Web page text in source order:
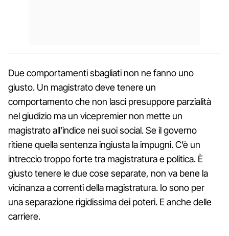
Due comportamenti sbagliati non ne fanno uno
giusto. Un magistrato deve tenere un
comportamento che non lasci presuppore parzialità
nel giudizio ma un vicepremier non mette un
magistrato all’indice nei suoi social. Se il governo
ritiene quella sentenza ingiusta la impugni. C’è un
intreccio troppo forte tra magistratura e politica. È
giusto tenere le due cose separate, non va bene la
vicinanza a correnti della magistratura. Io sono per
una separazione rigidissima dei poteri. E anche delle
carriere.